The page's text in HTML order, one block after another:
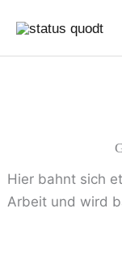
Inhalt
springen
Hier bahnt sich
Arbeit und wird
nach:
Preis